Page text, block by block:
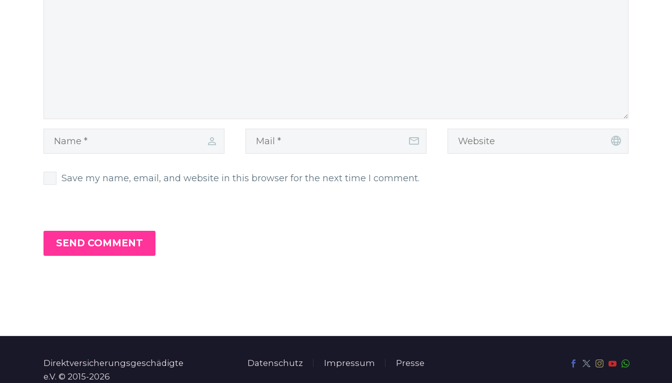
Save my name, email, and website in this browser for the next time I comment.
SEND COMMENT
Datenschutz Impressum Presse
Direktversicherungsgeschädigte
e.V. © 2015-2026